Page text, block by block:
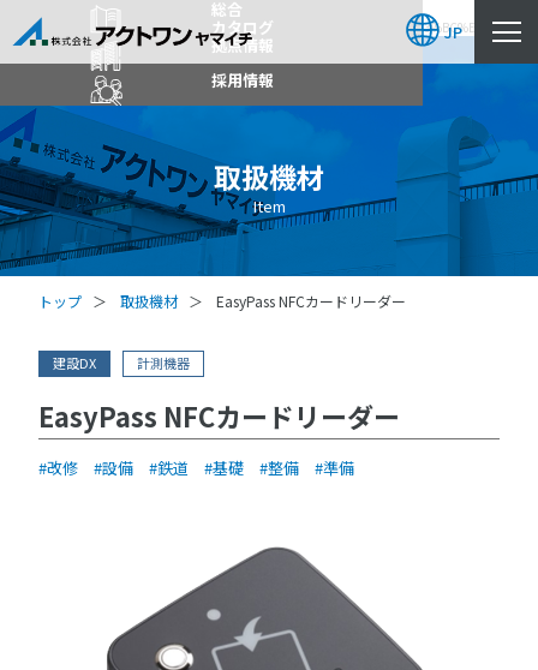
総合
カタログ
拠点情報
採用情報
JP
https://www.act-1.co.jp/product-catalog/?
取扱機材
Item
トップ 取扱機材 EasyPass NFCカードリーダー
建設DX 計測機器
EasyPass NFCカードリーダー
改修 設備 鉄道 基礎 整備 準備